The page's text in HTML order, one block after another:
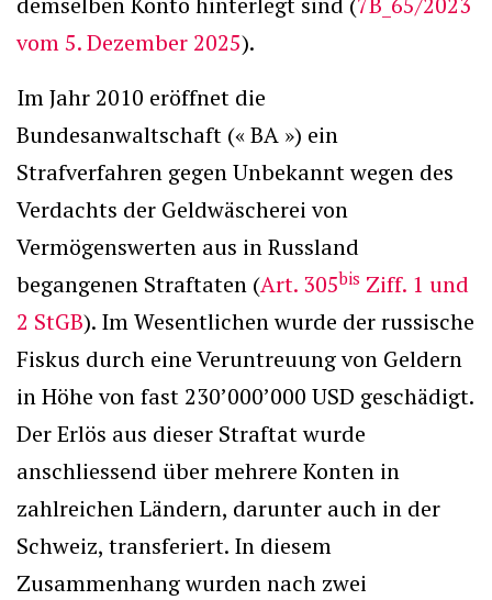
vom 5. Dezember 2025).
Im Jahr 2010 eröffnet die
Bundesanwaltschaft (« BA ») ein
Strafverfahren gegen Unbekannt wegen des
Verdachts der Geldwäscherei von
Vermögenswerten aus in Russland
begangenen Straftaten (Art. 305bis Ziff. 1 und
2 StGB). Im Wesentlichen wurde der russische
Fiskus durch eine Veruntreuung von Geldern
in Höhe von fast 230’000’000 USD geschädigt.
Der Erlös aus dieser Straftat wurde
anschliessend über mehrere Konten in
zahlreichen Ländern, darunter auch in der
Schweiz, transferiert. In diesem
Zusammenhang wurden nach zwei